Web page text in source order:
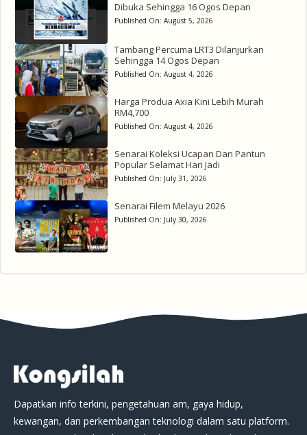
Dibuka Sehingga 16 Ogos Depan
Published On: August 5, 2026
Tambang Percuma LRT3 Dilanjurkan
Sehingga 14 Ogos Depan
Published On: August 4, 2026
Harga Produa Axia Kini Lebih Murah
RM4,700
Published On: August 4, 2026
Senarai Koleksi Ucapan Dan Pantun
Popular Selamat Hari Jadi
Published On: July 31, 2026
Senarai Filem Melayu 2026
Published On: July 30, 2026
Dapatkan info terkini, pengetahuan am, gaya hidup,
kewangan, dan perkembangan teknologi dalam satu platform.